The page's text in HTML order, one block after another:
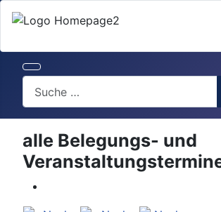
alle Belegungs- und